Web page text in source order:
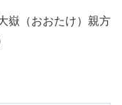
嶽（おおたけ）親方